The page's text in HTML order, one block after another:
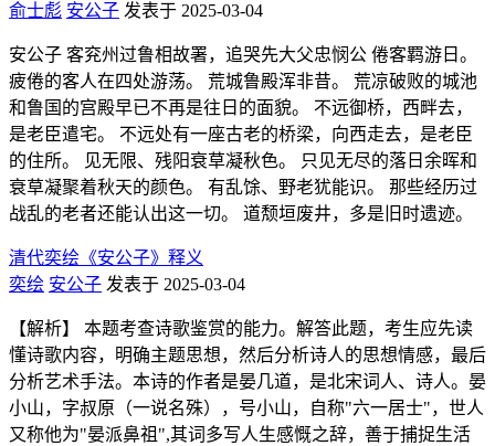
俞士彪 安公子 发表于 2025-03-04
安公子 客兖州过鲁相故署，追哭先大父忠悯公 倦客羁游日。
疲倦的客人在四处游荡。 荒城鲁殿浑非昔。 荒凉破败的城池
和鲁国的宫殿早已不再是往日的面貌。 不远御桥，西畔去，
是老臣遣宅。 不远处有一座古老的桥梁，向西走去，是老臣
的住所。 见无限、残阳衰草凝秋色。 只见无尽的落日余晖和
衰草凝聚着秋天的颜色。 有乱馀、野老犹能识。 那些经历过
战乱的老者还能认出这一切。 道颓垣废井，多是旧时遗迹。
清代奕绘《安公子》释义
奕绘 安公子 发表于 2025-03-04
【解析】 本题考查诗歌鉴赏的能力。解答此题，考生应先读
懂诗歌内容，明确主题思想，然后分析诗人的思想情感，最后
分析艺术手法。本诗的作者是晏几道，是北宋词人、诗人。晏
小山，字叔原（一说名殊），号小山，自称"六一居士"，世人
又称他为"晏派鼻祖",其词多写人生感慨之辞，善于捕捉生活